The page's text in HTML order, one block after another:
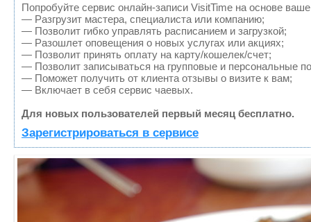
Попробуйте сервис онлайн-записи VisitTime на основе
— Разгрузит мастера, специалиста или компанию;
— Позволит гибко управлять расписанием и загрузкой;
— Разошлет оповещения о новых услугах или акциях;
— Позволит принять оплату на карту/кошелек/счет;
— Позволит записываться на групповые и персональные
— Поможет получить от клиента отзывы о визите к вам;
— Включает в себя сервис чаевых.
Для новых пользователей первый месяц бесплатно.
Зарегистрироваться в сервисе